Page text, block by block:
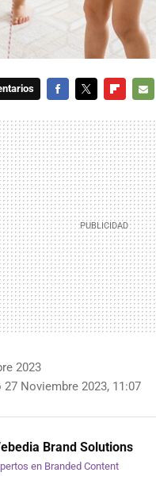
MAIL
2023
Noviembre 2023, 11:07
Brand Solutions
en Branded Content